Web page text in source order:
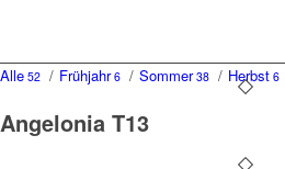
Alle 52 / Frühjahr6 / Sommer38 / Herbst 6
Angelonia T13